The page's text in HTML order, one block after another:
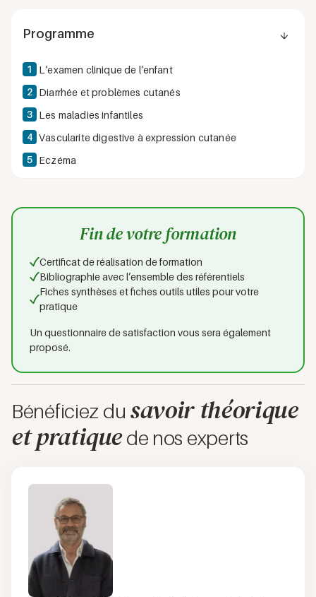
Programme
1
L’examen clinique de l’enfant
2 Diarrhée et problèmes cutanés
3 Les maladies infantiles
4 Vascularite digestive à expression cutanée
5 Eczéma
Fin de votre formation
Certificat de réalisation de formation
Bibliographie avec l’ensemble des référentiels
Fiches synthèses et fiches outils utiles pour votre
pratique
Un questionnaire de satisfaction vous sera également
proposé.
Bénéficiez du savoir théorique
et pratiquede nos experts